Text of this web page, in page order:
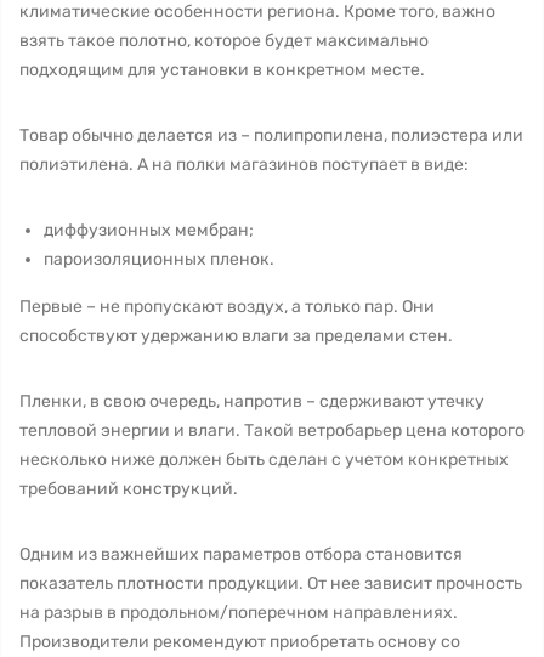
климатические особенности региона. Кроме того, важно
взять такое полотно, которое будет максимально
подходящим для установки в конкретном месте.
Товар обычно делается из – полипропилена, полиэстера или
полиэтилена. А на полки магазинов поступает в виде:
диффузионных мембран;
пароизоляционных пленок.
Первые – не пропускают воздух, а только пар. Они
способствуют удержанию влаги за пределами стен.
Пленки, в свою очередь, напротив – сдерживают утечку
тепловой энергии и влаги. Такой ветробарьер цена которого
несколько ниже должен быть сделан с учетом конкретных
требований конструкций.
Одним из важнейших параметров отбора становится
показатель плотности продукции. От нее зависит прочность
на разрыв в продольном/поперечном направлениях.
Производители рекомендуют приобретать основу со